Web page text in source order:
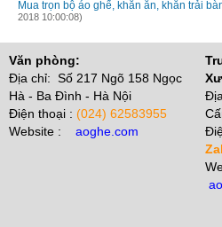
Mua trọn bộ áo ghế, khăn ăn, khăn trải
2018 10:00:08)
Văn phòng:
Địa chỉ: Số 217 Ngõ 158 Ngọc
Hà - Ba Đình - Hà Nội
Điện thoại : (024) 62583955
Website : aoghe.com